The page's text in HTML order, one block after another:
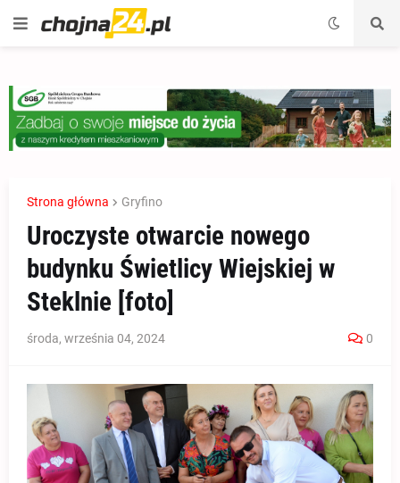
Strona główna Gryfino
Uroczyste otwarcie nowego
budynku Świetlicy Wiejskiej w
Steklnie [foto]
środa, września 04, 2024 0